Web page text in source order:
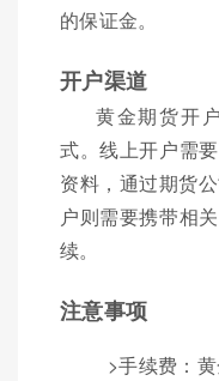
的保证金。
开户渠道
黄金期货开
式。线上开户需
资料，通过期货
户则需要携带相
续。
注意事项
>手续费：